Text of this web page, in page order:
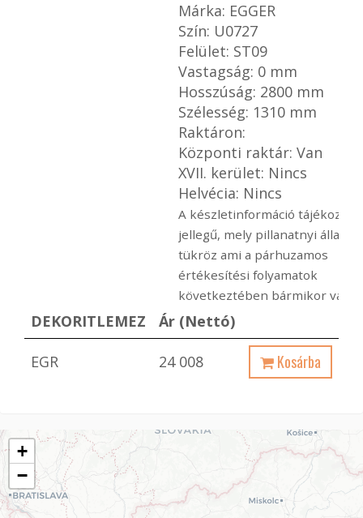
Márka: EGGER
Szín: U0727
Felület: ST09
Vastagság: 0 mm
Hosszúság: 2800 mm
Szélesség: 1310 mm
Raktáron:
Központi raktár: Van
XVII. kerület: Nincs
Helvécia: Nincs
A készletinformáció
jellegű, mely pillanatnyi
tükröz ami a párhuzamos
értékesítési folyamatok
következtében bármikor
DEKORITLEMEZ Ár (Nettó)
EGR 24 008 Kosárba
+
−